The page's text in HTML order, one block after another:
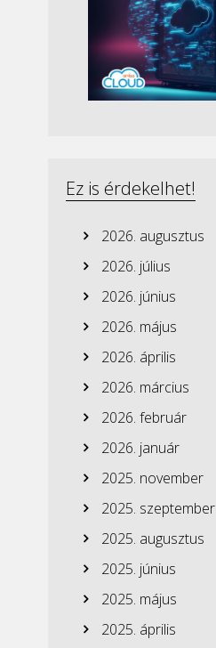
Ez is érdekelhet!
2026. augusztus
2026. július
2026. június
2026. május
2026. április
2026. március
2026. február
2026. január
2025. november
2025. szeptember
2025. augusztus
2025. június
2025. május
2025. április